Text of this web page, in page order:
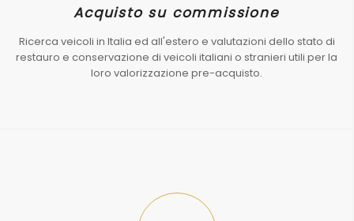
Acquisto su commissione
Ricerca veicoli in Italia ed all'estero e valutazioni dello stato di
restauro e conservazione di veicoli italiani o stranieri utili per la
loro valorizzazione pre-acquisto.